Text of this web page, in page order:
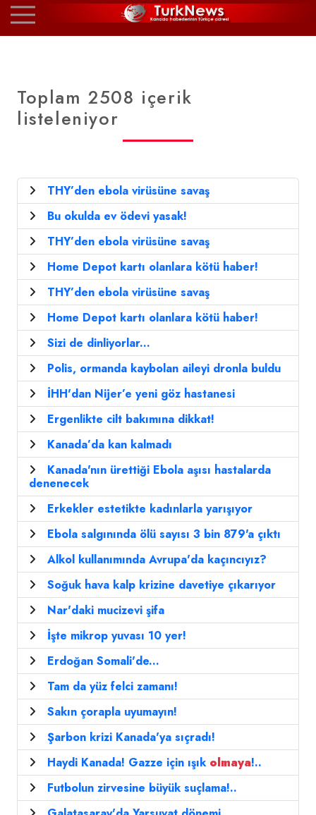
Toplam 2508 içerik
listeleniyor
THY’den ebola virüsüne savaş
Bu okulda ev ödevi yasak!
THY’den ebola virüsüne savaş
Home Depot kartı olanlara kötü haber!
THY’den ebola virüsüne savaş
Home Depot kartı olanlara kötü haber!
Sizi de dinliyorlar...
Polis, ormanda kaybolan aileyi dronla buldu
İHH'dan Nijer’e yeni göz hastanesi
Ergenlikte cilt bakımına dikkat!
Kanada’da kan kalmadı
Kanada'nın ürettiği Ebola aşısı hastalarda
denenecek
Erkekler estetikte kadınlarla yarışıyor
Ebola salgınında ölü sayısı 3 bin 879'a çıktı
Alkol kullanımında Avrupa'da kaçıncıyız?
Soğuk hava kalp krizine davetiye çıkarıyor
Nar'daki mucizevi şifa
İşte mikrop yuvası 10 yer!
Erdoğan Somali'de...
Tam da yüz felci zamanı!
Sakın çorapla uyumayın!
Şarbon krizi Kanada'ya sıçradı!
Haydi Kanada! Gazze için ışık olmaya!..
Futbolun zirvesine büyük suçlama!..